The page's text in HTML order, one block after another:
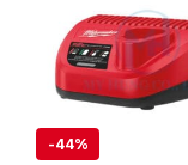
trường khắc
cho thợ thi
xây dựng cần
chính xác và
-44%